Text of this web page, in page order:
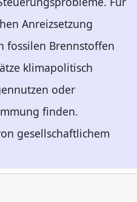
Anreizsetzung
fossilen Brennstoffen
klimapolitisch
oder
finden.
gesellschaftlichem